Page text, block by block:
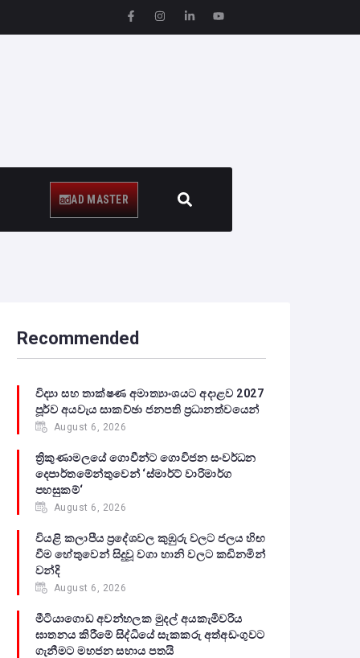
AD MASTER
Recommended
විද්‍යා සහ තාක්ෂණ අමාත්‍යාංශයට අදාළව 2027
පූර්ව අයවැය සාකච්ඡා ජනපති ප්‍රධානත්වයෙන්
August 6, 2026
ත්‍රිකුණාමලයේ ගොවීන්ට ගොවිජන සංවර්ධන
දෙපාර්තමේන්තුවෙන් ‘ස්මාර්ට් වාරිමාර්ග
පහසුකම්‘
August 6, 2026
වියළි කලාපීය ප්‍රදේශවල කුඹුරු වලට ජලය හිඟ
වීම හේතුවෙන් සිදුවූ වගා හානි වලට කඩිනමින්
වන්දි
August 6, 2026
මීටියාගොඩ අවන්හලක මුදල් අයකැමිවරිය
ඝාතනය කිරීමේ සිද්ධියේ සැකකරු අත්අඩංගුවට
ගැනීමට මහජන සහාය පතයි